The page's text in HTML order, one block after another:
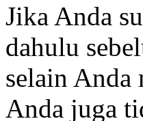
Jika Anda
dahulu
selain Anda
Anda juga